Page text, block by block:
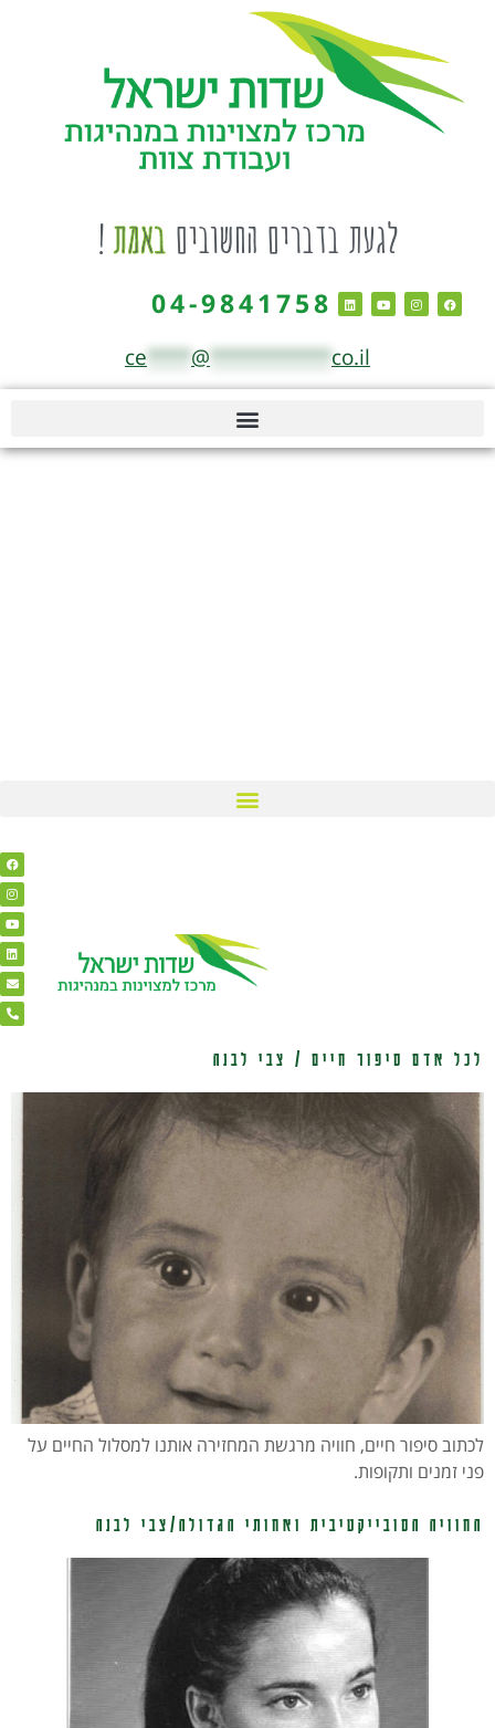
לגעת בדברים החשובים באמת!
04-9841758
ce****@***********co.il
לכל אדם סיפור חיים / צבי לבנה
לכתוב סיפור חיים, חוויה מרגשת המחזירה אותנו למסלול החיים על
פני זמנים ותקופות.
החוויה הסובייקטיבית ואחותי הגדולה/צבי לבנה